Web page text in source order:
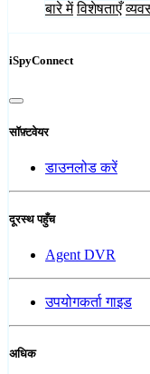
बारे में विशेषताएँ
iSpyConnect
सॉफ़्टवेयर
डाउनलोड करें
दूरस्थ पहुँच
Agent DVR
उपयोगकर्ता गाइड
अधिक